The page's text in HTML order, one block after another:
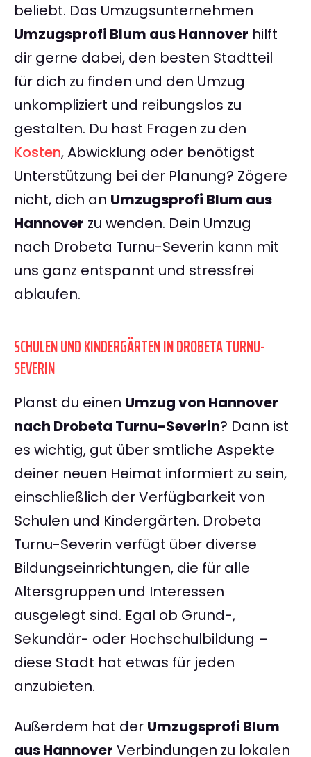
beliebt. Das Umzugsunternehmen
Umzugsprofi Blum aus Hannover hilft
dir gerne dabei, den besten Stadtteil
für dich zu finden und den Umzug
unkompliziert und reibungslos zu
gestalten. Du hast Fragen zu den
Kosten, Abwicklung oder benötigst
Unterstützung bei der Planung? Zögere
nicht, dich an Umzugsprofi Blum aus
Hannover zu wenden. Dein Umzug
nach Drobeta Turnu-Severin kann mit
uns ganz entspannt und stressfrei
ablaufen.
SCHULEN UND KINDERGÄRTEN IN DROBETA TURNU-
SEVERIN
Planst du einen Umzug von Hannover
nach Drobeta Turnu-Severin? Dann ist
es wichtig, gut über smtliche Aspekte
deiner neuen Heimat informiert zu sein,
einschließlich der Verfügbarkeit von
Schulen und Kindergärten. Drobeta
Turnu-Severin verfügt über diverse
Bildungseinrichtungen, die für alle
Altersgruppen und Interessen
ausgelegt sind. Egal ob Grund-,
Sekundär- oder Hochschulbildung –
diese Stadt hat etwas für jeden
anzubieten.
Außerdem hat der Umzugsprofi Blum
aus Hannover Verbindungen zu lokalen